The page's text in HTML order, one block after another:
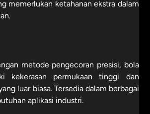
memerlukan ketahanan ekstra dalam
metode pengecoran presisi, bola
kekerasan permukaan tinggi dan
luar biasa. Tersedia dalam berbagai
aplikasi industri.